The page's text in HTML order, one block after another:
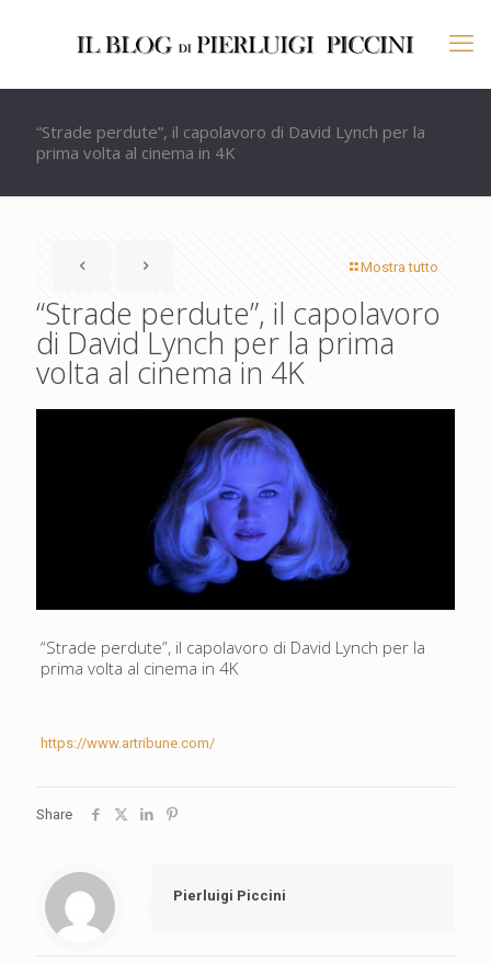
“Strade perdute”, il capolavoro di David Lynch per la
prima volta al cinema in 4K
Mostra tutto
“Strade perdute”, il capolavoro
di David Lynch per la prima
volta al cinema in 4K
“Strade perdute”, il capolavoro di David Lynch per la
prima volta al cinema in 4K
https://www.artribune.com/
Share
Pierluigi Piccini